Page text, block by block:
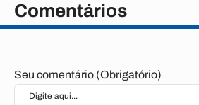
Comentários
Seu comentário (Obrigatório)